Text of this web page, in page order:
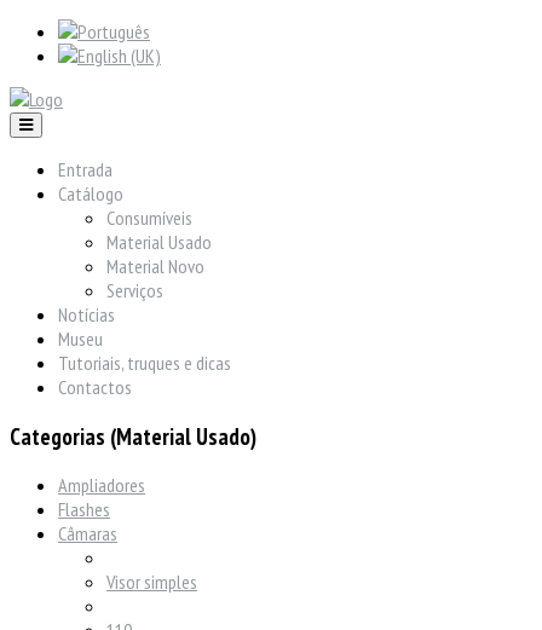
Entrada
Catálogo
Consumíveis
Material Usado
Material Novo
Serviços
Notícias
Museu
Tutoriais, truques e dicas
Contactos
Categorias (Material Usado)
Ampliadores
Flashes
Câmaras
Visor simples